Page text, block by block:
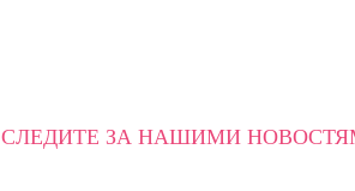
СЛЕДИТЕ ЗА НАШИМИ